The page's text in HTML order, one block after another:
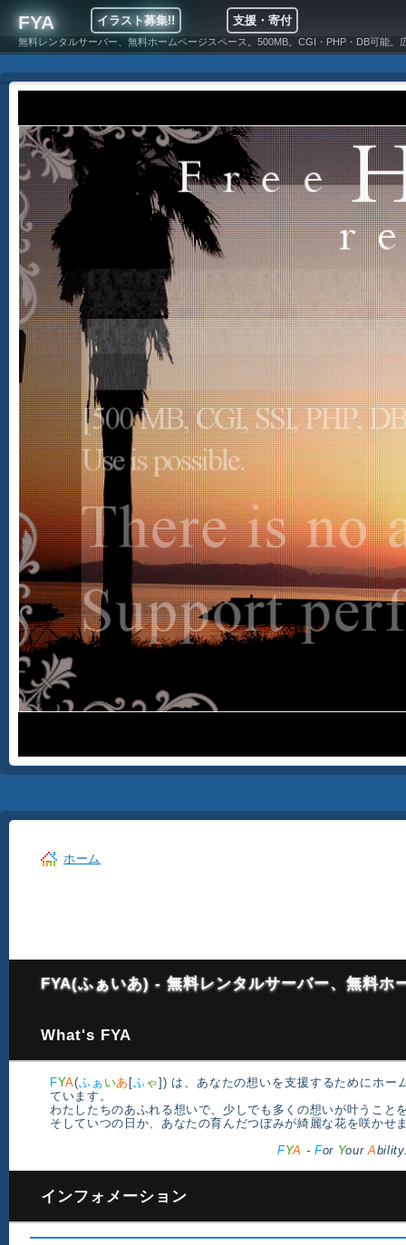
支援・寄付
イラスト募集!!
FYA
無料レンタルサーバー、無料ホームページスペース。500MB。CGI・PHP・DB可能。
ホーム
FYA(ふぁいあ) - 無料レンタルサーバー、無料ホ
What's FYA
FYA(ふぁ いあ [ふ ゃ]) は、あなたの想いを支援するために ホー
ています。
わたしたちのあふれる想いで、少しでも多くの想いが叶うこと
そしていつの日か、あなたの育んだつぼみが綺麗な花を咲かせ
FYA -For Your A
インフォメーション